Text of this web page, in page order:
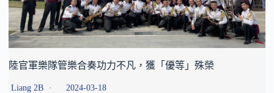
陸官軍樂隊管樂合奏功力不凡，獲「優等」殊榮
Liang 2B 2024-03-18